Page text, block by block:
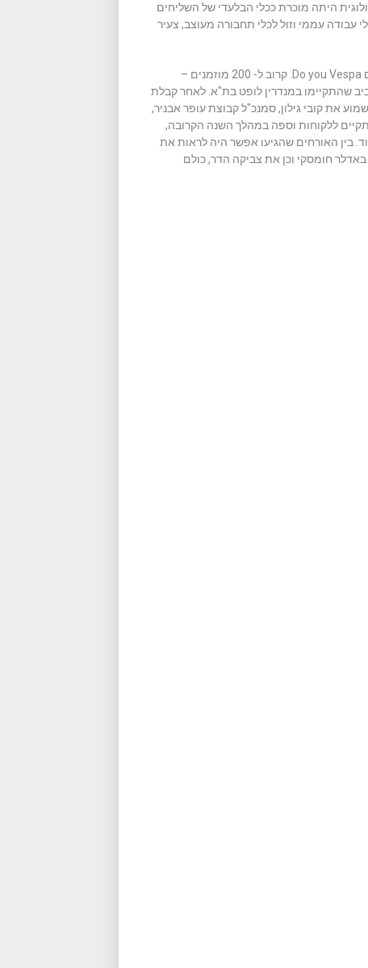
היתה מוכרת ככלי הבלעדי של השליחים
עבודה עממי וזול לכלי תחבורה מעוצב, צעיר
במסגרת רוח זו קיימה חברת עופר אבניר אירוע מעוצב למשעי בשם Do you Vespa. קרוב ל- 200 מוזמנים –
שהתקיימו במנדרין לופט בת"א. לאחר קבלת
את קובי גילון, סמנכ"ל קבוצת עופר אבניר,
ללקוחות וספה במהלך השנה הקרובה,
בין האורחים שהגיעו אפשר היה לראות את
חומסקי וכן את צביקה הדר, כולם